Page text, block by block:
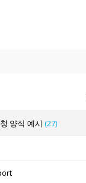
양식 예시 (27)